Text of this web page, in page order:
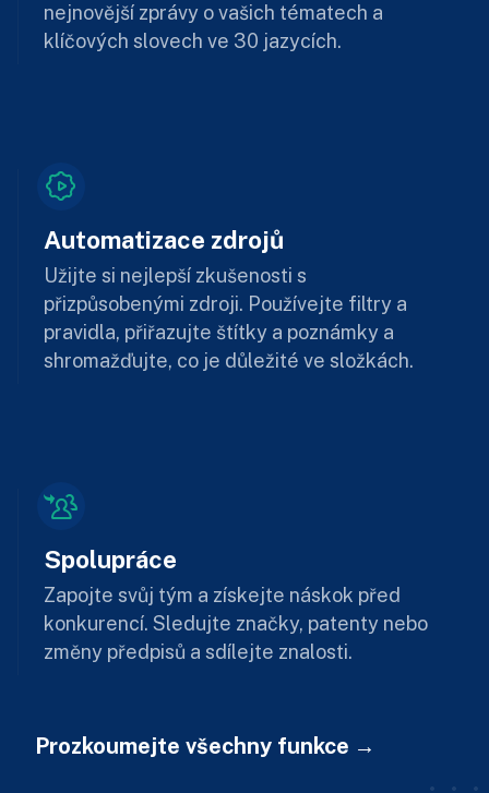
nejnovější zprávy o vašich tématech a
klíčových slovech ve 30 jazycích.
Automatizace zdrojů
Užijte si nejlepší zkušenosti s
přizpůsobenými zdroji. Používejte filtry a
pravidla, přiřazujte štítky a poznámky a
shromažďujte, co je důležité ve složkách.
Spolupráce
Zapojte svůj tým a získejte náskok před
konkurencí. Sledujte značky, patenty nebo
změny předpisů a sdílejte znalosti.
Prozkoumejte všechny funkce